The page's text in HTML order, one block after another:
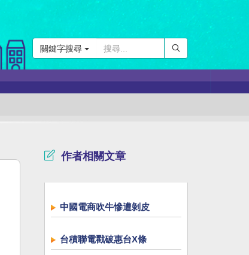
關鍵字搜尋
作者相關文章
中國電商吹牛慘遭剝皮
台積聯電戳破惠台X條